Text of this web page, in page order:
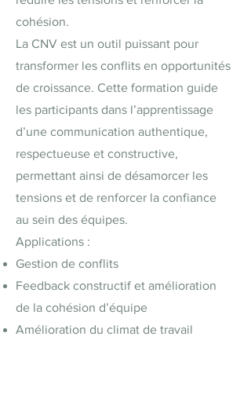
cohésion.
La CNV est un outil puissant pour
transformer les conflits en opportunités
de croissance. Cette formation guide
les participants dans l’apprentissage
d’une communication authentique,
respectueuse et constructive,
permettant ainsi de désamorcer les
tensions et de renforcer la confiance
au sein des équipes.
Applications :
Gestion de conflits
Feedback constructif et amélioration
de la cohésion d’équipe
Amélioration du climat de travail